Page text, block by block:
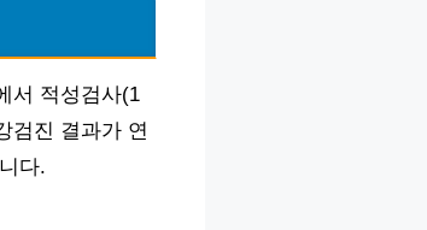
서 적성검사(1
검진 결과가 연
다.